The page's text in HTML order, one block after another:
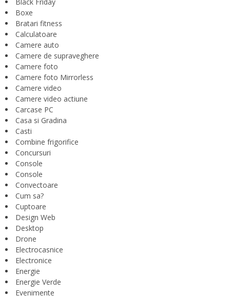
Black Friday
Boxe
Bratari fitness
Calculatoare
Camere auto
Camere de supraveghere
Camere foto
Camere foto Mirrorless
Camere video
Camere video actiune
Carcase PC
Casa si Gradina
Casti
Combine frigorifice
Concursuri
Console
Console
Convectoare
Cum sa?
Cuptoare
Design Web
Desktop
Drone
Electrocasnice
Electronice
Energie
Energie Verde
Evenimente